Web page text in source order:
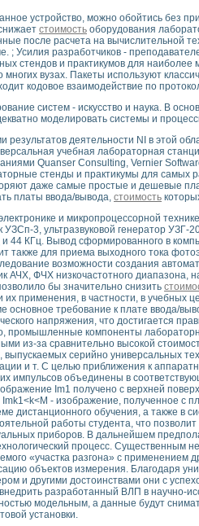
двигателей типа В-46
электровоза на базе устройств
машин
процессов с целью
для тренажера машиниста
в гиперзвуковых аэродинамических
контрольно-измерительных
металлоконструкций
системы управления движением
испытаний материалов методом
тепловых и электрических
режимах
и ФЧХ активных фильтров
двухполюсников резонансным
с применением аппаратно-
выборок мгновенных значений
каналов
сверхширокополосного
на базе виртуальных
джиттера и измерителя
антенн и антенных решеток в
для создания SPICE- модели
и его FFT анализ в программной
переходных процессов в
устройство, можно обойтись без
стоимость оборудования
после расчета на вычислительной
; Усилия разработчиков -
стендов и практикумов для
многих вузах. Пакеты используют
кодовое взаимодействие по
систем - искусство и наука. В
моделировать системы и
деятельности NI в этой
учебная лабораторная
Quanser Consulting, Vernier
стенды и практикумы для самых
даже самые простые и дешевые
платы ввода/вывода, стоимость
и микропроцессорной
УЗСп-3, ультразвуковой генератор УЗГ-
44 КГц. Вывод сформированного в
также для приема выходного тока
возможности создания
АЧХ, ФЧХ низкочастотного диапазона,
бы значительно снизить
их применения, в частности, в учебных
требование к плате ввода/
напряжения, что достигается
промышленные компоненты
из-за сравнительно высокой
выпускаемых серийно универсальных
и т. С целью приближения к
импульсов объединены в
Im1 получено с верхней
- изображение, полученное с
дистанционного обучения, а также в
работы студента, что позволит
приборов. В дальнейшем
процесс. Существенным
«участка разгона» с применением
объектов измерения. Благодаря
и другими достоинствами они с
разработанный ВЛП в научно-
модельным, а данные будут
установки.